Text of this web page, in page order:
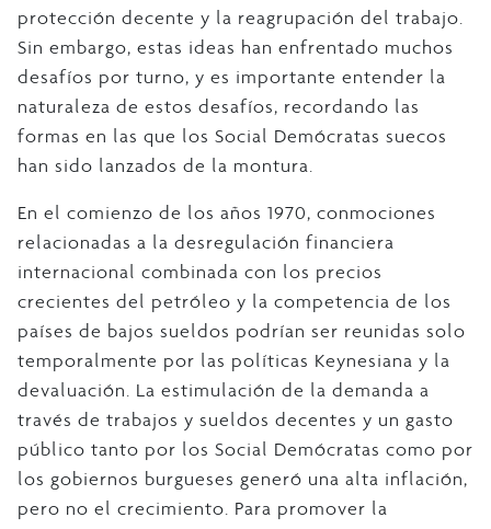
protección decente y la reagrupación del trabajo.
Sin embargo, estas ideas han enfrentado muchos
desafíos por turno, y es importante entender la
naturaleza de estos desafíos, recordando las
formas en las que los Social Demócratas suecos
han sido lanzados de la montura.
En el comienzo de los años 1970, conmociones
relacionadas a la desregulación financiera
internacional combinada con los precios
crecientes del petróleo y la competencia de los
países de bajos sueldos podrían ser reunidas solo
temporalmente por las políticas Keynesiana y la
devaluación. La estimulación de la demanda a
través de trabajos y sueldos decentes y un gasto
público tanto por los Social Demócratas como por
los gobiernos burgueses generó una alta inflación,
pero no el crecimiento. Para promover la